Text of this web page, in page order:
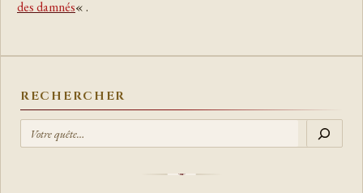
des damnés« .
RECHERCHER
E